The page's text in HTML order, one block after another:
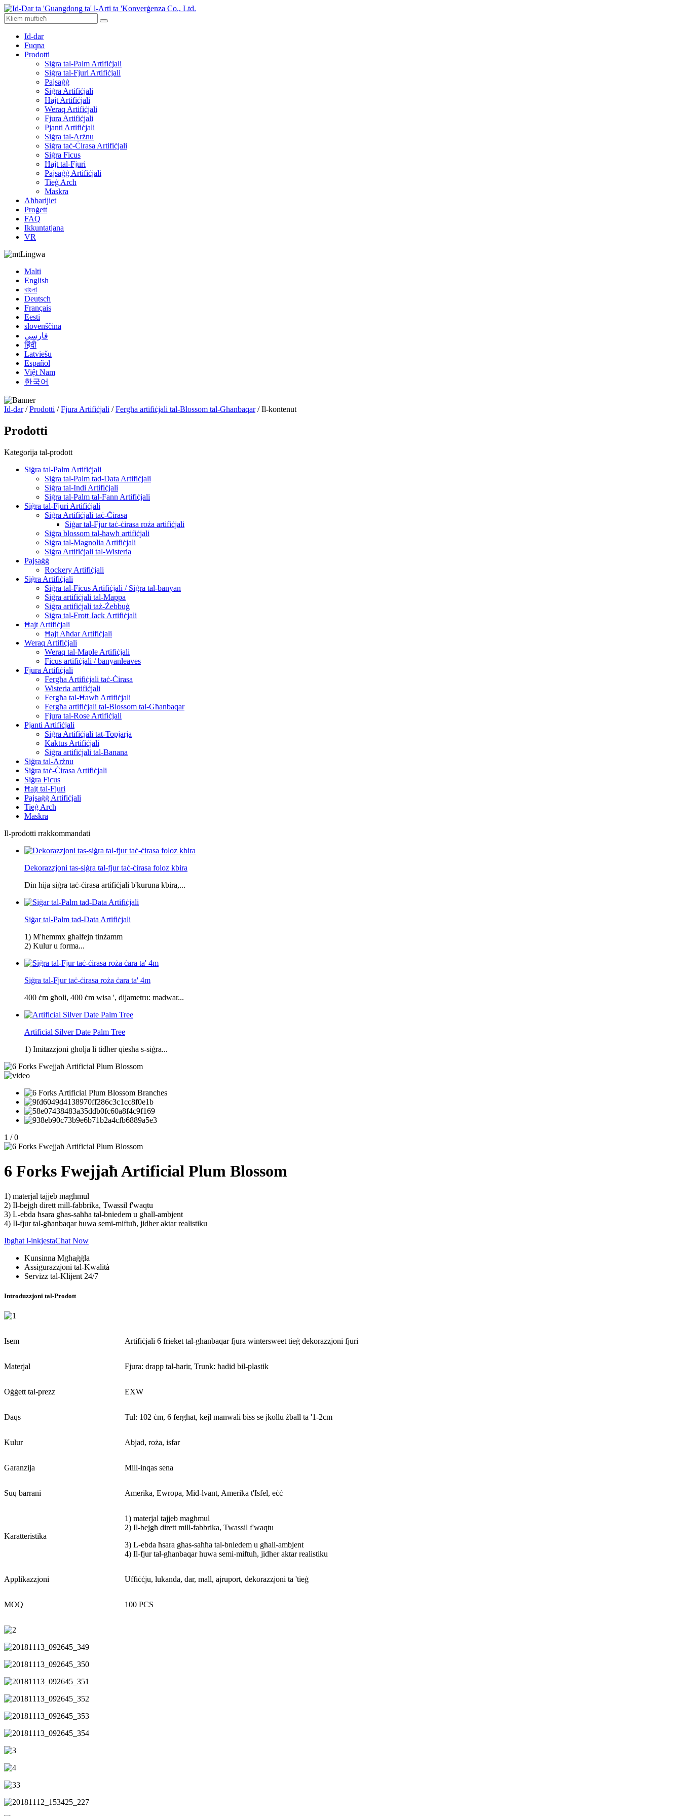
Id-dar
Fuqna
Prodotti
Siġra tal-Palm Artifiċjali
Siġra tal-Fjuri Artifiċjali
Pajsaġġ
Siġra Artifiċjali
Ħajt Artifiċjali
Weraq Artifiċjali
Fjura Artifiċjali
Pjanti Artifiċjali
Siġra tal-Arżnu
Siġra taċ-Ċirasa Artifiċjali
Siġra Ficus
Ħajt tal-Fjuri
Pajsaġġ Artifiċjali
Tieġ Arch
Maskra
Aħbarijiet
Proġett
FAQ
Ikkuntatjana
VR
Lingwa
Malti
English
বাংলা
Deutsch
Français
Eesti
slovenščina
فارسی
हिंदी
Latviešu
Español
Việt Nam
한국어
Id-dar/Prodotti /Fjura Artifiċjali /Fergħa artifiċjali tal-Blossom tal-Għanbaqar/ Il-kontenut
Prodotti
Kategorija tal-prodott
Siġra tal-Palm Artifiċjali
Siġra tal-Palm tad-Data Artifiċjali
Siġra tal-Indi Artifiċjali
Siġra tal-Palm tal-Fann Artifiċjali
Siġra tal-Fjuri Artifiċjali
Siġra Artifiċjali taċ-Ċirasa
Siġar tal-Fjur taċ-ċirasa roża artifiċjali
Siġra blossom tal-ħawħ artifiċjali
Siġra tal-Magnolia Artifiċjali
Siġra Artifiċjali tal-Wisteria
Pajsaġġ
Rockery Artifiċjali
Siġra Artifiċjali
Siġra tal-Ficus Artifiċjali / Siġra tal-banyan
Siġra artifiċjali tal-Mappa
Siġra artifiċjali taż-Żebbuġ
Siġra tal-Frott Jack Artifiċjali
Ħajt Artifiċjali
Ħajt Aħdar Artifiċjali
Weraq Artifiċjali
Weraq tal-Maple Artifiċjali
Ficus artifiċjali / banyanleaves
Fjura Artifiċjali
Fergħa Artifiċjali taċ-Ċirasa
Wisteria artifiċjali
Fergħa tal-Ħawħ Artifiċjali
Fergħa artifiċjali tal-Blossom tal-Għanbaqar
Fjura tal-Rose Artifiċjali
Pjanti Artifiċjali
Siġra Artifiċjali tat-Topjarja
Kaktus Artifiċjali
Siġra artifiċjali tal-Banana
Siġra tal-Arżnu
Siġra taċ-Ċirasa Artifiċjali
Siġra Ficus
Ħajt tal-Fjuri
Pajsaġġ Artifiċjali
Tieġ Arch
Maskra
Il-prodotti rrakkommandati
Dekorazzjoni tas-siġra tal-fjur taċ-ċirasa foloz kbira
Din hija siġra taċ-ċirasa artifiċjali b'kuruna kbira,...
Siġar tal-Palm tad-Data Artifiċjali
1) M'hemmx għalfejn tinżamm
2) Kulur u forma...
Siġra tal-Fjur taċ-ċirasa roża ċara ta' 4m
400 ċm għoli, 400 ċm wisa ', dijametru: madwar...
Artificial Silver Date Palm Tree
1) Imitazzjoni għolja li tidher qiesha s-siġra...
1 / 0
6 Forks Fwejjaħ Artificial Plum Blossom
1) materjal tajjeb magħmul
2) Il-bejgħ dirett mill-fabbrika, Twassil f'waqtu
3) L-ebda ħsara għas-saħħa tal-bniedem u għall-ambjent
4) Il-fjur tal-għanbaqar huwa semi-miftuħ, jidher aktar realistiku
Ibgħat l-inkjestaChat Now
Kunsinna Mgħaġġla
Assigurazzjoni tal-Kwalità
Servizz tal-Klijent 24/7
Introduzzjoni tal-Prodott
Isem Artifiċjali 6 frieket tal-għanbaqar fjura wintersweet tieġ dekorazzjoni fjuri
Materjal Fjura: drapp tal-ħarir, Trunk: ħadid bil-plastik
Oġġett tal-prezz EXW
Daqs Tul: 102 ċm, 6 fergħat, kejl manwali biss se jkollu żball ta '1-2cm
Kulur Abjad, roża, isfar
Garanzija Mill-inqas sena
Suq barrani Amerika, Ewropa, Mid-lvant, Amerika t'Isfel, eċċ
Karatteristika
1) materjal tajjeb magħmul
2) Il-bejgħ dirett mill-fabbrika, Twassil f'waqtu
3) L-ebda ħsara għas-saħħa tal-bniedem u għall-ambjent
4) Il-fjur tal-għanbaqar huwa semi-miftuħ, jidher aktar realistiku
Applikazzjoni Uffiċċju, lukanda, dar, mall, ajruport, dekorazzjoni ta 'tieġ
MOQ 100 PCS